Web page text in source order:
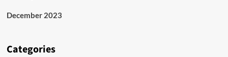
December 2023
Categories